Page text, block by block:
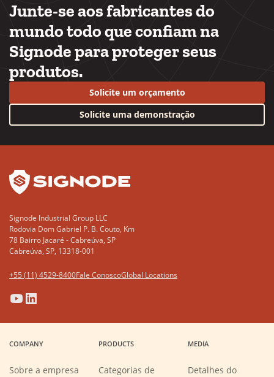
Junte-se aos fabricantes do
mundo todo que confiam na
Signode para proteger seus
produtos.
Solicite um orçamento
Solicite uma demonstração
Signode Industrial Group LLC
Rodovia Dom Gabriel P. B. Couto, Km
78 Bairro Jacaré - Cabreúva, SP
Cabreúva, SP, 13318-001
+55 (11) 4529-8400Fale ConoscoGlobal Locations
(Opens
in
new
window)
(Opens
in
new
window)
(Opens
in
new
(Opens
in
new
COMPANY
Sobre a empresa
PRODUCTS
Categorias de
MEDIA
Detalhes do